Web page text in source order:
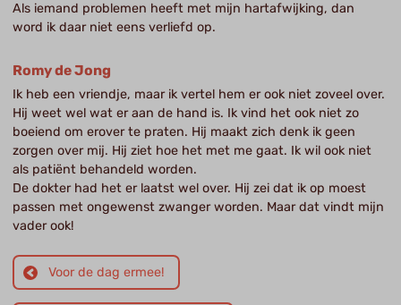
Als iemand problemen heeft met mijn hartafwijking, dan
word ik daar niet eens verliefd op.
Romy de Jong
Ik heb een vriendje, maar ik vertel hem er ook niet zoveel over.
Hij weet wel wat er aan de hand is. Ik vind het ook niet zo
boeiend om erover te praten. Hij maakt zich denk ik geen
zorgen over mij. Hij ziet hoe het met me gaat. Ik wil ook niet
als patiënt behandeld worden.
De dokter had het er laatst wel over. Hij zei dat ik op moest
passen met ongewenst zwanger worden. Maar dat vindt mijn
vader ook!
Voor de dag ermee!